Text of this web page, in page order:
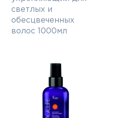
светлых и
обесцвеченных
волос 1000мл